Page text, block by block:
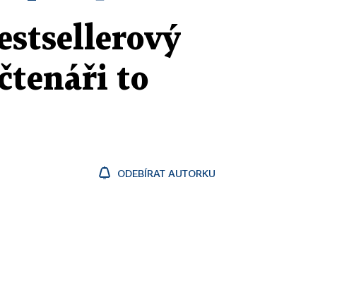
to
ODEBÍRAT AUTORKU